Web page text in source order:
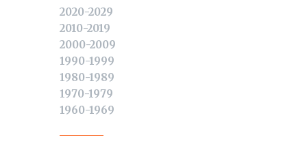
2020-2029
2010-2019
2000-2009
1990-1999
1980-1989
1970-1979
1960-1969